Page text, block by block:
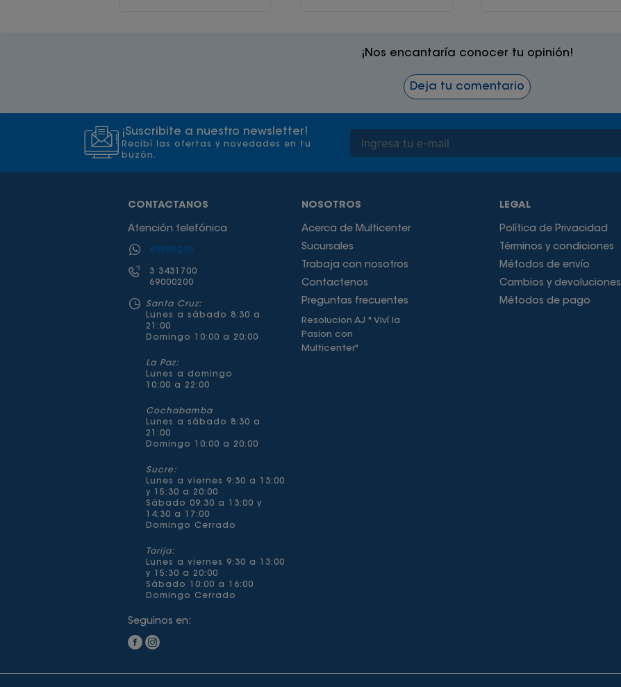
¡Nos encantaría conocer tu opinión!
Deja tu comentario
¡Suscribite a nuestro newsletter!
Recibí las ofertas y novedades en tu
buzón.
CONTACTANOS
Atención telefónica
69000200
3 3431700
69000200
Santa Cruz:
Lunes a sábado 8:30 a
21:00
Domingo 10:00 a 20:00
La Paz:
Lunes a domingo
10:00 a 22:00
Cochabamba
Lunes a sábado 8:30 a
21:00
Domingo 10:00 a 20:00
Sucre:
Lunes a viernes 9:30 a 13:00
y 15:30 a 20:00
Sábado 09:30 a 13:00 y
14:30 a 17:00
Domingo Cerrado
Tarija:
Lunes a viernes 9:30 a 13:00
y 15:30 a 20:00
Sábado 10:00 a 16:00
Domingo Cerrado
Seguinos en:
NOSOTROS
Acerca de Multicenter
Sucursales
Trabaja con nosotros
Contactenos
Preguntas frecuentes
Resolucion AJ " Viví la
Pasion con
Multicenter"
LEGAL
Política de Privacidad
Términos y condiciones
Métodos de envío
Cambios y devoluciones
Métodos de pago